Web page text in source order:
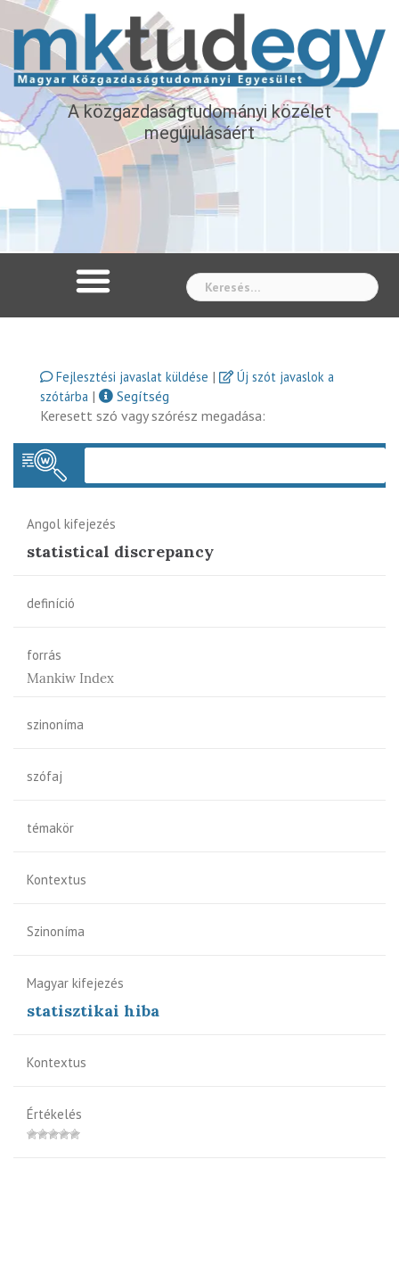
A közgazdaságtudományi közélet
megújulásáért
Fejlesztési javaslat küldése |
Új szót javaslok a
szótárba |
Segítség
Keresett szó vagy szórész megadása:
Angol kifejezés
statistical discrepancy
definíció
forrás
Mankiw Index
szinoníma
szófaj
témakör
Kontextus
Szinoníma
Magyar kifejezés
statisztikai hiba
Kontextus
Értékelés